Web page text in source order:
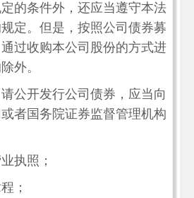
的条件外，还应当遵守本法
定。但是，按照公司债券募
过收购本公司股份的方式进
外。
公开发行公司债券，应当向
者国务院证券监督管理机构
执照；
；